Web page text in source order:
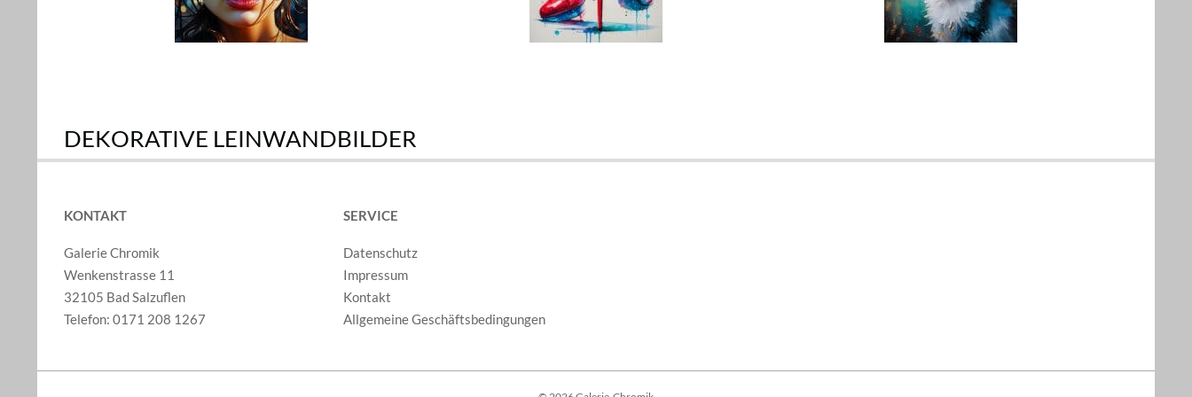
DEKORATIVE LEINWANDBILDER
KONTAKT
Galerie Chromik
Wenkenstrasse 11
32105 Bad Salzuflen
Telefon: 0171 208 1267
SERVICE
Datenschutz
Impressum
Kontakt
Allgemeine Geschäftsbedingungen